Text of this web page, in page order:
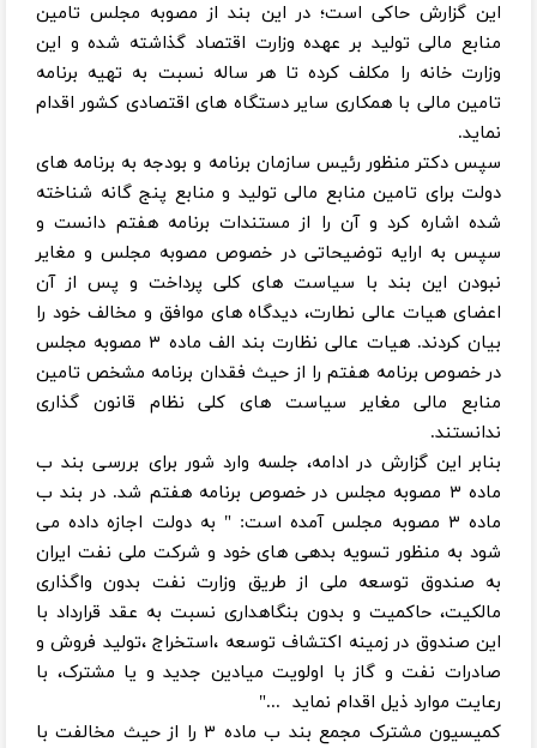
این گزارش حاکی است؛ در این بند از مصوبه مجلس تامین
منابع مالی تولید بر عهده وزارت اقتصاد گذاشته شده و این
وزارت خانه را مکلف کرده تا هر ساله نسبت به تهیه برنامه
تامین مالی با همکاری سایر دستگاه های اقتصادی کشور اقدام
نماید.
سپس دکتر منظور رئیس سازمان برنامه و بودجه به برنامه های
دولت برای تامین منابع مالی تولید و منابع پنج گانه شناخته
شده اشاره کرد و آن را از مستندات برنامه هفتم دانست و
سپس به ارایه توضیحاتی در خصوص مصوبه مجلس و مغایر
نبودن این بند با سیاست های کلی پرداخت و پس از آن
اعضای هیات عالی نطارت، دیدگاه های موافق و مخالف خود را
بیان کردند. هیات عالی نظارت بند الف ماده ۳ مصوبه مجلس
در خصوص برنامه هفتم را از حیث فقدان برنامه مشخص تامین
منابع مالی مغایر سیاست های کلی نظام قانون گذاری
ندانستند.
بنابر این گزارش در ادامه، جلسه وارد شور برای بررسی بند ب
ماده ۳ مصوبه مجلس در خصوص برنامه هفتم شد. در بند ب
ماده ۳ مصوبه مجلس آمده است: " به دولت اجازه داده می
شود به منظور تسویه بدهی های خود و شرکت ملی نفت ایران
به صندوق توسعه ملی از طریق وزارت نفت بدون واگذاری
مالکیت، حاکمیت و بدون بنگاهداری نسبت به عقد قرارداد با
این صندوق در زمینه اکتشاف توسعه ،استخراج ،تولید فروش و
صادرات نفت و گاز با اولویت میادین جدید و یا مشترک، با
رعایت موارد ذیل اقدام نماید ..."
کمیسیون مشترک مجمع بند ب ماده ۳ را از حیث مخالفت با